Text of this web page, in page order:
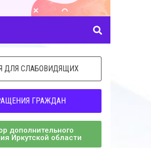
ДЛЯ СЛАБОВИДЯЩИХ
ГРАЖДАН
дополнительного
Иркутской области